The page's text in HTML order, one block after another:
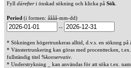
Fyll därefteri önskad sökning och klicka på Sök
Period (i formen: åååå-mm-dd)
--
* Sökningen högertrunkeras alltid, d.v.s. en söknng på
* Vänstertrunkering kan göras med procenttecken,
fullständig titel %konservativ
* Understrykning _ kan användas för att söka t.ex.